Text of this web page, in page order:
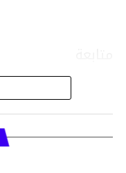
قسم الاخبار